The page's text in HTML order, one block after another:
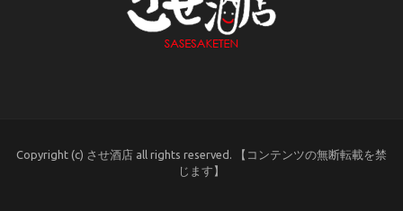
Copyright (c) させ酒店 all rights reserved. 【コンテンツの無断転載を禁
じます】